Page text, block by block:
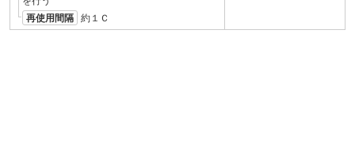
再使用間隔
約１Ｃ